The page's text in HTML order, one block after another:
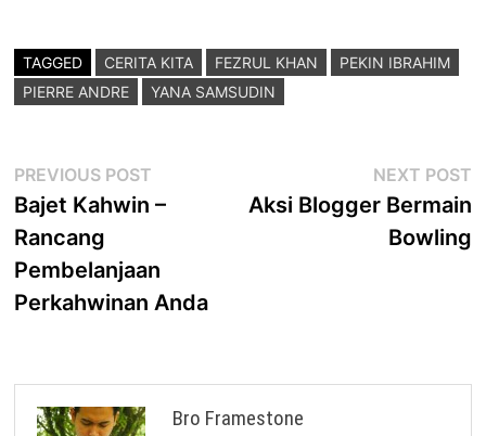
TAGGED CERITA KITA FEZRUL KHAN
PEKIN IBRAHIM
PIERRE ANDRE
YANA SAMSUDIN
Post
navigation
PREVIOUS POST
post:
Bajet Kahwin –
Rancang
Pembelanjaan
Perkahwinan Anda
NEXT POST
Aksi Blogger Bermain
Bowling
Bro Framestone